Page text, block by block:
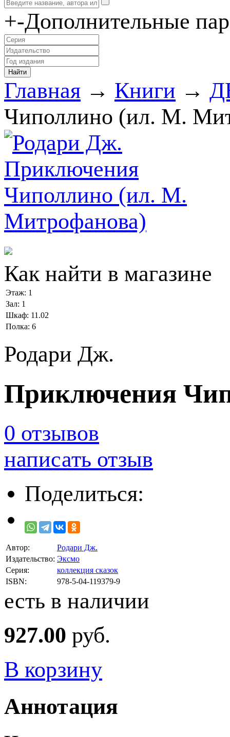
+-Дополнительные
Главная → Книги →
Чиполлино (ил. М.
Как найти в магазине
Этаж: 1
Зал: 1
Шкаф: 11.02
Полка: 6
Родари Дж.
Приключения
0 отзывов
написать отзыв
Поделиться:
Автор:
Родари Дж.
Издательство: Эксмо
Серия:
коллекция сказок
ISBN:
978-5-04-119379-9
есть в наличии
927.00 руб.
В корзину
Аннотация